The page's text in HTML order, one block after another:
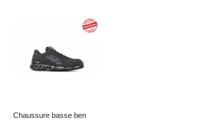
Ajouter à la liste d’envies
chaussure basse ben